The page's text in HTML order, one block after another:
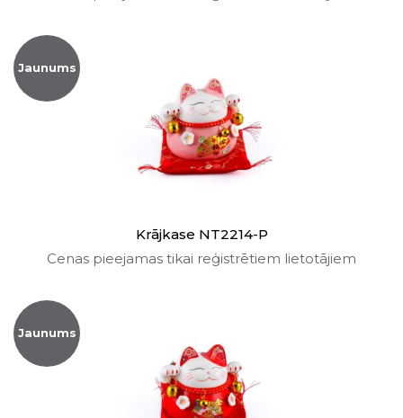
Jaunums
Krājkase NT2214-P
Cenas pieejamas tikai reģistrētiem lietotājiem
Jaunums